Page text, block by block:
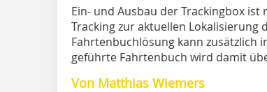
Ein- und Ausbau der Trackingbox ist
Tracking zur aktuellen Lokalisierung
Fahrtenbuchlösung kann zusätzlich
geführte Fahrtenbuch wird damit
Von Matthias Wiemers